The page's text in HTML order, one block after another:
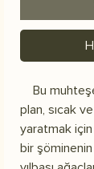
Bu
plan, sıcak
yaratmak için
bir